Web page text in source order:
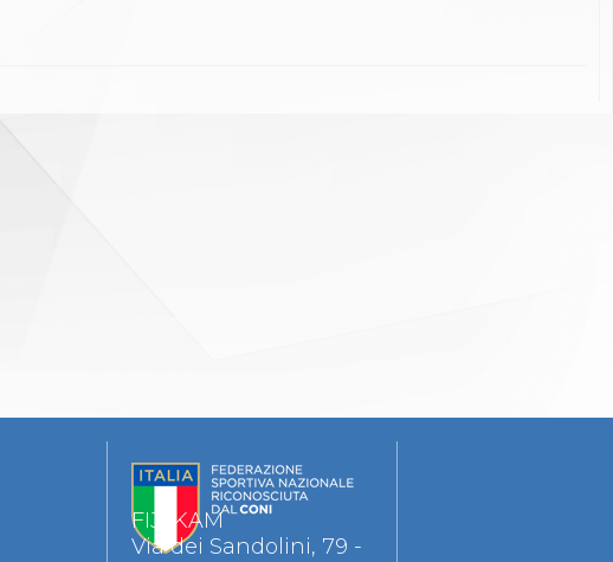
FIJLKAM
Via dei Sandolini, 79 -